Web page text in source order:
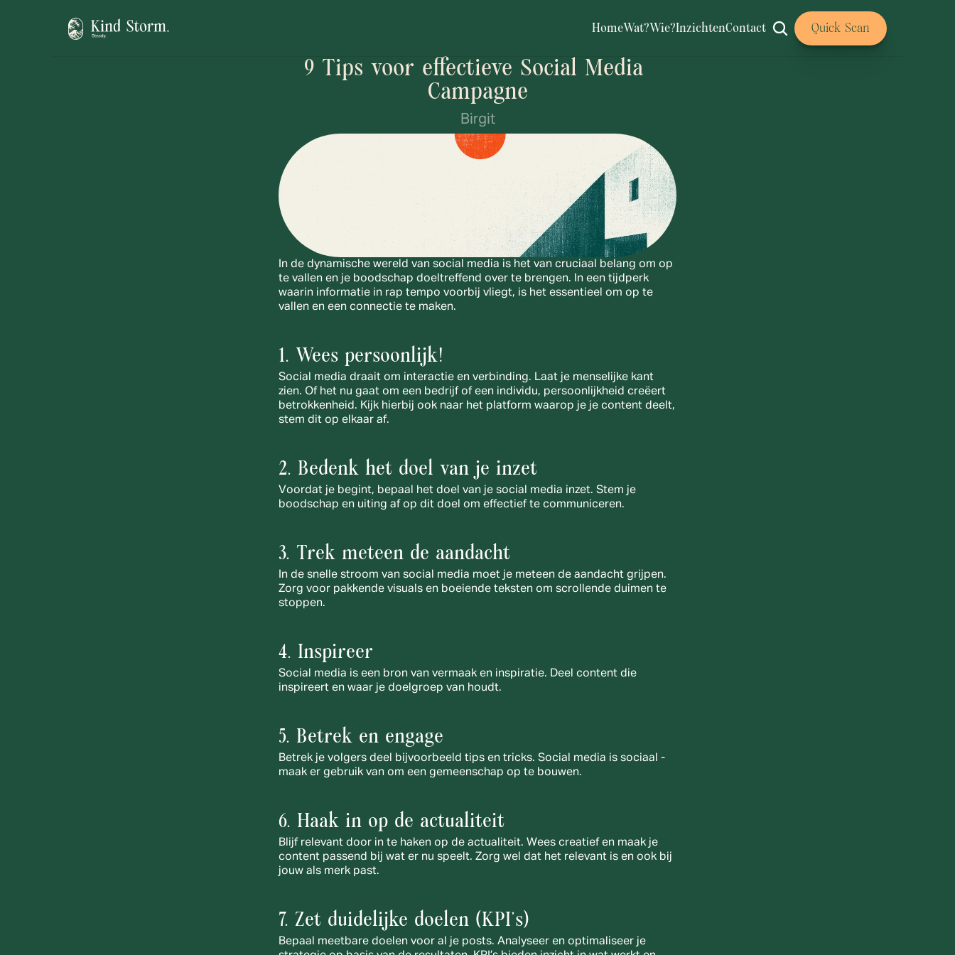
HomeWat?Wie? InzichtenContact Quick Scan
9 Tips voor effectieve Social Media
Campagne
Birgit
In de dynamische wereld van social media is het van cruciaal belang om op
te vallen en je boodschap doeltreffend over te brengen. In een tijdperk
waarin informatie in rap tempo voorbij vliegt, is het essentieel om op te
vallen en een connectie te maken.
1. Wees persoonlijk!
Social media draait om interactie en verbinding. Laat je menselijke kant
zien. Of het nu gaat om een bedrijf of een individu, persoonlijkheid creëert
betrokkenheid. Kijk hierbij ook naar het platform waarop je je content deelt,
stem dit op elkaar af.
2. Bedenk het doel van je inzet
Voordat je begint, bepaal het doel van je social media inzet. Stem je
boodschap en uiting af op dit doel om effectief te communiceren.
3. Trek meteen de aandacht
In de snelle stroom van social media moet je meteen de aandacht grijpen.
Zorg voor pakkende visuals en boeiende teksten om scrollende duimen te
stoppen.
4. Inspireer
Social media is een bron van vermaak en inspiratie. Deel content die
inspireert en waar je doelgroep van houdt.
5. Betrek en engage
Betrek je volgers deel bijvoorbeeld tips en tricks. Social media is sociaal -
maak er gebruik van om een gemeenschap op te bouwen.
6. Haak in op de actualiteit
Blijf relevant door in te haken op de actualiteit. Wees creatief en maak je
content passend bij wat er nu speelt. Zorg wel dat het relevant is en ook bij
jouw als merk past.
7. Zet duidelijke doelen (KPI's)
Bepaal meetbare doelen voor al je posts. Analyseer en optimaliseer je